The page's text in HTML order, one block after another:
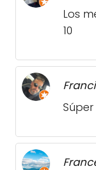
Los
10